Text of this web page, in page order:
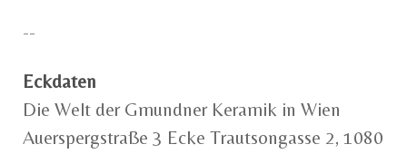
--
Eckdaten
Die Welt der Gmundner Keramik in Wien
Auerspergstraße 3 Ecke Trautsongasse 2, 1080